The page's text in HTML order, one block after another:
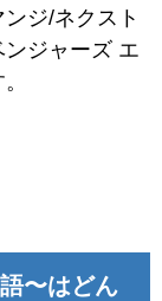
ジ/ネクスト
ジャーズ エ
〜はどん